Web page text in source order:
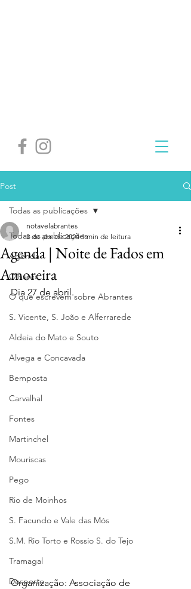
Post
Todas as publicações
Agenda
Olhares
O que escrevem sobre Abrantes
S. Vicente, S. João e Alferrarede
Aldeia do Mato e Souto
Alvega e Concavada
Bemposta
Carvalhal
Fontes
Martinchel
Mouriscas
Pego
Rio de Moinhos
S. Facundo e Vale das Mós
S.M. Rio Torto e Rossio S. do Tejo
Tramagal
Desporto
Todas as publicações
Agenda | Noite de Fados em
Amoreira
notavelabrantes
2 de abr. de 2024 1 min de leitura
Dia 27 de abril.
Organização: Associação de